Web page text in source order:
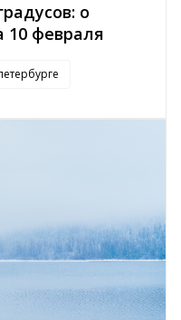
о
10 февраля